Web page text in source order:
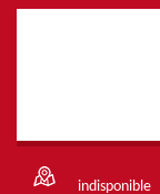
indisponible